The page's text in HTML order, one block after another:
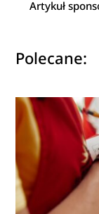
Artykuł
Polecane: